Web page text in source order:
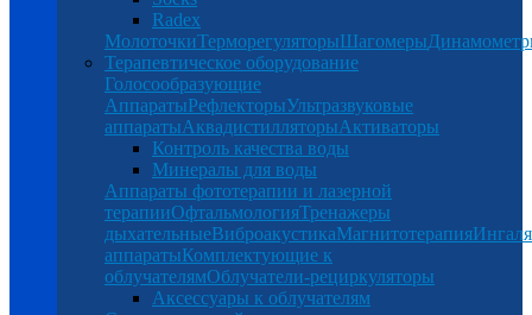
Radex
МолоточкиТерморегуляторыШагомеры
Терапевтическое оборудование
Голосообразующие
АппаратыРефлекторыУльтразвуковые
аппаратыАквадистилляторыАктиваторы
Контроль качества воды
Минералы для воды
Аппараты фототерапии и лазерной
терапииОфтальмологияТренажеры
дыхательныеВиброакустикаМагнитотерапия
аппаратыКомплектующие к
облучателямОблучатели-рециркуляторы
Аксессуары к облучателям